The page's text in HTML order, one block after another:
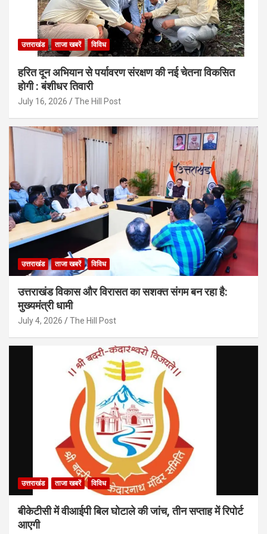
उत्तराखंड ताजा खबरें विविध
हरित दून अभियान से पर्यावरण संरक्षण की नई चेतना विकसित
होगी : बंशीधर तिवारी
July 16, 2026 The Hill Post
उत्तराखंड ताजा खबरें विविध
उत्तराखंड विकास और विरासत का सशक्त संगम बन रहा है:
मुख्यमंत्री धामी
July 4, 2026 The Hill Post
उत्तराखंड ताजा खबरें विविध
बीकेटीसी में वीआईपी बिल घोटाले की जांच, तीन सप्ताह में रिपोर्ट
आएगी